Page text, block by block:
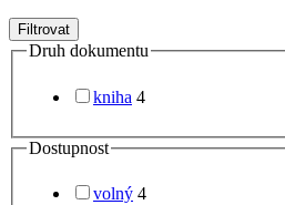
Filtrovat
Druh dokumentu
kniha 4
Dostupnost
volný 4